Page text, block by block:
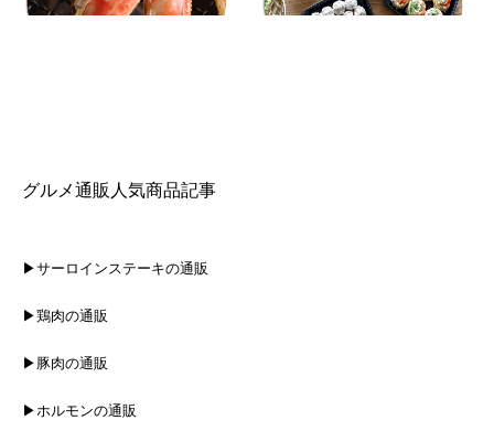
グルメ通販人気商品記事
▶サーロインステーキの通販
▶鶏肉の通販
▶豚肉の通販
▶ホルモンの通販